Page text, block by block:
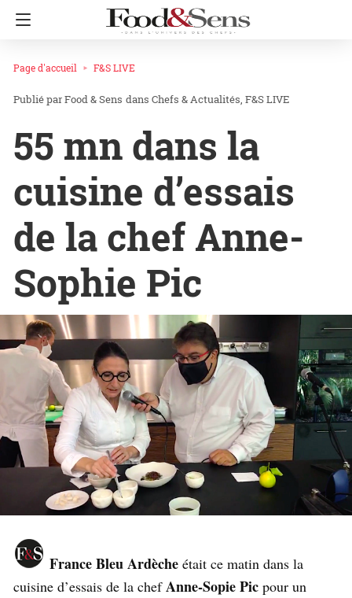
Page d'accueil F&S LIVE
Food & Sens dans Chefs & Actualités F&S LIVE
55 mn dans la
cuisine d’essais
de la chef Anne-
Sophie Pic
France Bleu Ardèche était ce matin dans la
cuisine d’essais de la chefAnne-Sopie Pic pour un